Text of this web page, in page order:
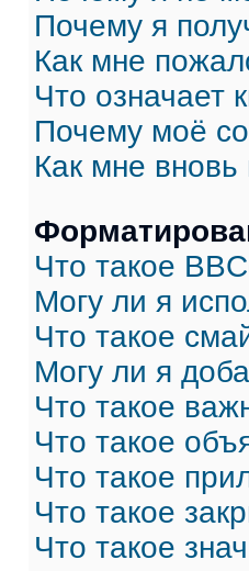
Почему я
Как мне
Что означает
Почему моё
Как мне
Что такое
Могу ли я
Что такое
Могу ли я
Что такое
Что такое
Что такое
Что такое
Что такое